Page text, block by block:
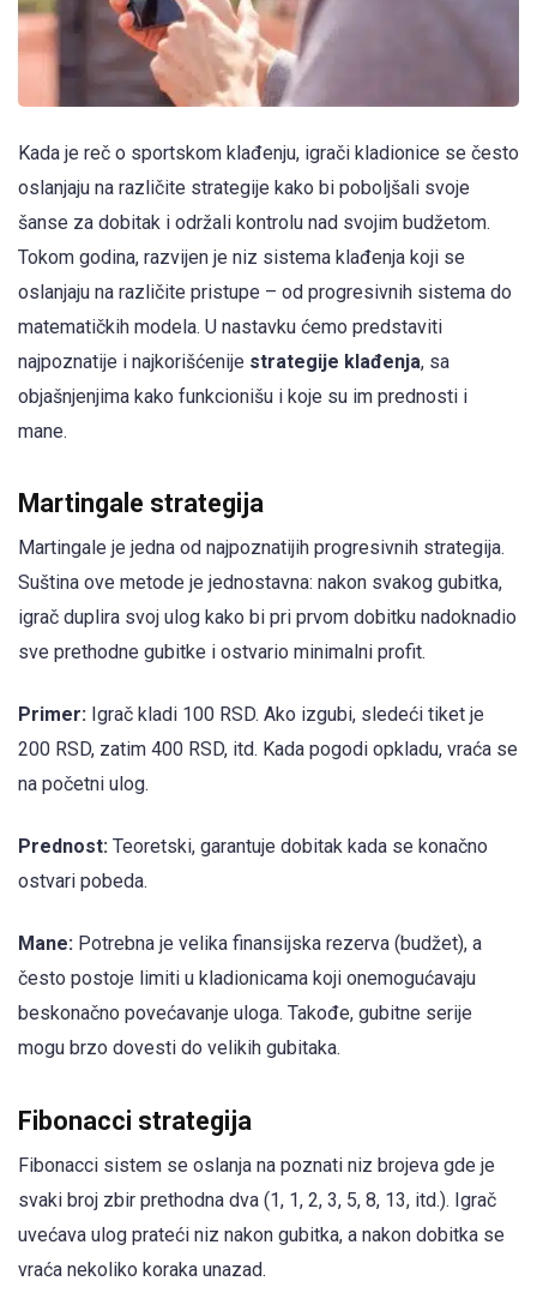
Kada je reč o sportskom klađenju, igrači kladionice se često
oslanjaju na različite strategije kako bi poboljšali svoje
šanse za dobitak i održali kontrolu nad svojim budžetom.
Tokom godina, razvijen je niz sistema klađenja koji se
oslanjaju na različite pristupe – od progresivnih sistema do
matematičkih modela. U nastavku ćemo predstaviti
najpoznatije i najkorišćenije strategije klađenja, sa
objašnjenjima kako funkcionišu i koje su im prednosti i
mane.
Martingale strategija
Martingale je jedna od najpoznatijih progresivnih strategija.
Suština ove metode je jednostavna: nakon svakog gubitka,
igrač duplira svoj ulog kako bi pri prvom dobitku nadoknadio
sve prethodne gubitke i ostvario minimalni profit.
Primer: Igrač kladi 100 RSD. Ako izgubi, sledeći tiket je
200 RSD, zatim 400 RSD, itd. Kada pogodi opkladu, vraća se
na početni ulog.
Prednost: Teoretski, garantuje dobitak kada se konačno
ostvari pobeda.
Mane: Potrebna je velika finansijska rezerva (budžet), a
često postoje limiti u kladionicama koji onemogućavaju
beskonačno povećavanje uloga. Takođe, gubitne serije
mogu brzo dovesti do velikih gubitaka.
Fibonacci strategija
Fibonacci sistem se oslanja na poznati niz brojeva gde je
svaki broj zbir prethodna dva (1, 1, 2, 3, 5, 8, 13, itd.). Igrač
uvećava ulog prateći niz nakon gubitka, a nakon dobitka se
vraća nekoliko koraka unazad.